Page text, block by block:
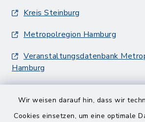
Wir weisen darauf hin, dass wir
Cookies einsetzen, um eine optimale
Kreis Steinburg
Metropolregion Hamburg
Veranstaltungsdatenbank
Hamburg